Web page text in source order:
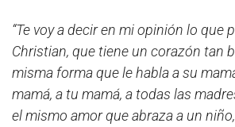
“Te voy a decir en mi opinión lo que
Christian, que tiene un corazón tan
misma forma que le habla a su
mamá, a tu mamá, a todas las
el mismo amor que abraza a un